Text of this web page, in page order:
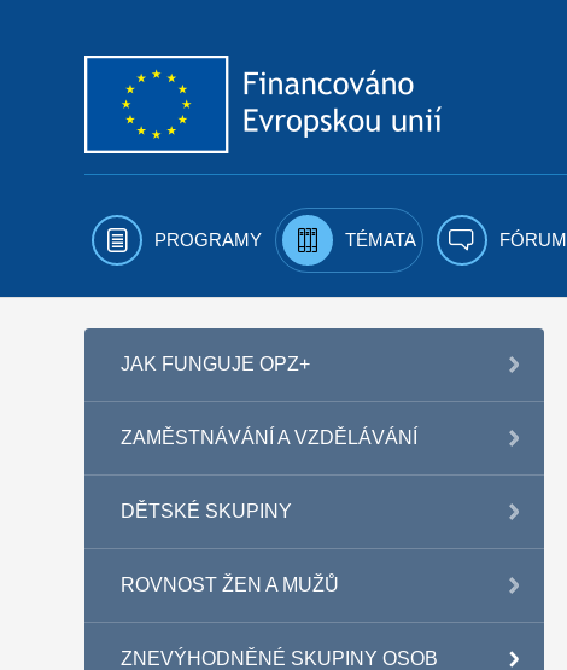
PROGRAMY TÉMATA FÓRUM
JAK FUNGUJE OPZ+
ZAMĚSTNÁVÁNÍ A VZDĚLÁVÁNÍ
DĚTSKÉ SKUPINY
ROVNOST ŽEN A MUŽŮ
ZNEVÝHODNĚNÉ SKUPINY OSOB